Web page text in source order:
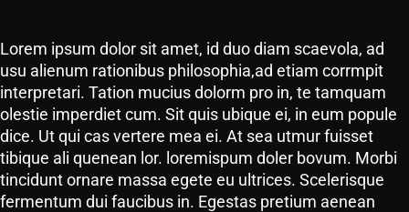
Lorem ipsum dolor sit amet, id duo diam scaevola, ad
usu alienum rationibus philosophia,ad etiam corrmpit
interpretari. Tation mucius dolorm pro in, te tamquam
olestie imperdiet cum. Sit quis ubique ei, in eum popule
dice. Ut qui cas vertere mea ei. At sea utmur fuisset
tibique ali quenean lor. loremispum doler bovum. Morbi
tincidunt ornare massa egete eu ultrices. Scelerisque
fermentum dui faucibus in. Egestas pretium aenean